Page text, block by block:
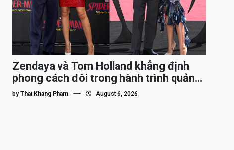
Zendaya và Tom Holland khẳng định
phong cách đôi trong hành trình quảng
bá Spider-Man
byThai Khang Pham August 6, 2026